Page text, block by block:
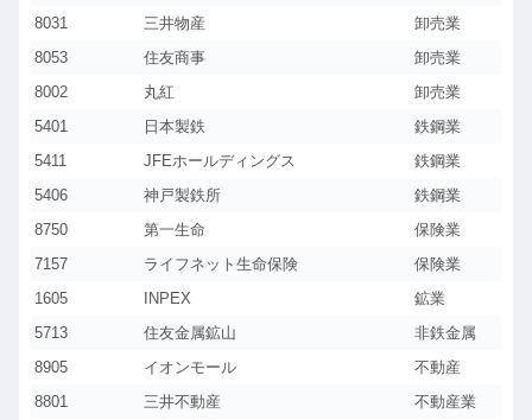
8031
三井物産
卸売業
8053
住友商事
卸売業
8002
丸紅
卸売業
5401
日本製鉄
鉄鋼業
5411
JFEホールディングス
鉄鋼業
5406
神戸製鉄所
鉄鋼業
8750
第一生命
保険業
7157
ライフネット生命保険
保険業
1605
INPEX
鉱業
5713
住友金属鉱山
非鉄金属
8905
イオンモール
不動産
8801
三井不動産
不動産業